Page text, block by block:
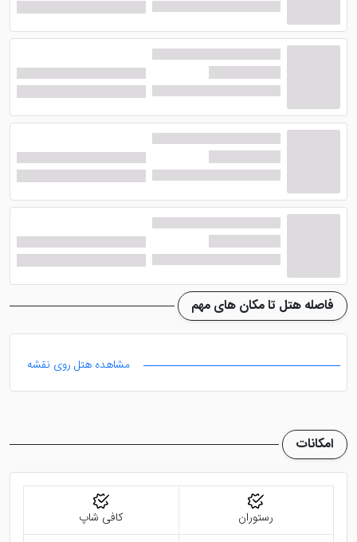
هتل سوئیس اوتل افس ازمیر
از 402 اتاق زیبا و لوکس
برخوردار است که مترژ هریک از آن ها با هم متفاوت است.
تنوع اتاق در این هتل بی نظیر بوده که شامل اتاق اگزکیوزتیو
با نمای شهر و نمای باغ، اتاق های سوئیس با نمای شهر و
نمای باغ، اتاق کلاسیک با نمای شهر و نمای باغ و اتاق
قهوه ساز، خدمات روم سرویس، سیستم تهویه مطبوع، تراس
یا بالکن، حمام همراه دوش و ملزومات بهداشتی، تلویزیون
اتاق سوئیس نمای شهر : 27 متر مربع، سیستم تهویه
مطبوع، تراس یا بالکن، حمام همراه دوش و ملزومات
خدمات روم سرویس، تلفن و اینترنت رایگان
مطبوع، تراس یا بالکن، حمام همراه دوش و ملزومات
بهداشتی، دستگاه چایساز و قهوه ساز، خدمات روم سرویس،
تلویزیون 32 اینچ، اینترنت و تلفن رایگان، آب و چای رایگان
فاصله هتل تا مکان های مهم
مشاهده هتل روی نقشه
امکانات
رستوران کافی شاپ